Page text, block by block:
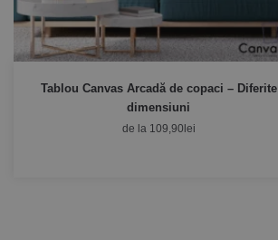
Tablou Canvas Arcadă de copaci – Diferite
dimensiuni
de la 109,90 lei